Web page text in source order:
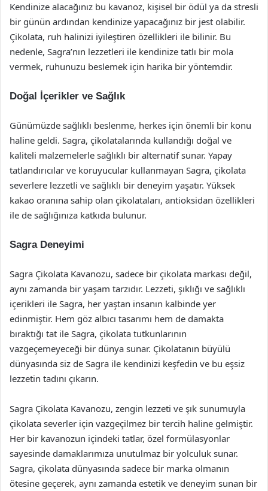
Kendinize alacağınız bu kavanoz, kişisel bir ödül ya da stresli
bir günün ardından kendinize yapacağınız bir jest olabilir.
Çikolata, ruh halinizi iyileştiren özellikleri ile bilinir. Bu
nedenle, Sagra’nın lezzetleri ile kendinize tatlı bir mola
vermek, ruhunuzu beslemek için harika bir yöntemdir.
Doğal İçerikler ve Sağlık
Günümüzde sağlıklı beslenme, herkes için önemli bir konu
haline geldi. Sagra, çikolatalarında kullandığı doğal ve
kaliteli malzemelerle sağlıklı bir alternatif sunar. Yapay
tatlandırıcılar ve koruyucular kullanmayan Sagra, çikolata
severlere lezzetli ve sağlıklı bir deneyim yaşatır. Yüksek
kakao oranına sahip olan çikolataları, antioksidan özellikleri
ile de sağlığınıza katkıda bulunur.
Sagra Deneyimi
Sagra Çikolata Kavanozu, sadece bir çikolata markası değil,
aynı zamanda bir yaşam tarzıdır. Lezzeti, şıklığı ve sağlıklı
içerikleri ile Sagra, her yaştan insanın kalbinde yer
edinmiştir. Hem göz albıcı tasarımı hem de damakta
bıraktığı tat ile Sagra, çikolata tutkunlarının
vazgeçemeyeceği bir dünya sunar. Çikolatanın büyülü
dünyasında siz de Sagra ile kendinizi keşfedin ve bu eşsiz
lezzetin tadını çıkarın.
Sagra Çikolata Kavanozu, zengin lezzeti ve şık sunumuyla
çikolata severler için vazgeçilmez bir tercih haline gelmiştir.
Her bir kavanozun içindeki tatlar, özel formülasyonlar
sayesinde damaklarımıza unutulmaz bir yolculuk sunar.
Sagra, çikolata dünyasında sadece bir marka olmanın
ötesine geçerek, aynı zamanda estetik ve deneyim sunan bir